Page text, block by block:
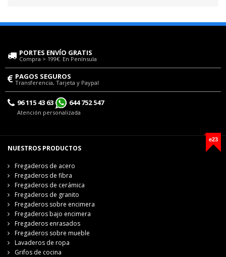
PORTES ENVÍO GRATIS
Compra > 199€. En Península
PAGOS SEGUROS
Transferencia, Tarjeta y Paypal
96 115 43 63 644 752 547
Atención personalizada
e23
NUESTROS PRODUCTOS
Fregaderos de acero
Fregaderos de fibra
Fregaderos de cerámica
Fregaderos de granito
Fregaderos sobre encimera
Fregaderos bajo encimera
Fregaderos enrasados
Fregaderos sobre mueble
Lavaderos de ropa
Grifos de cocina